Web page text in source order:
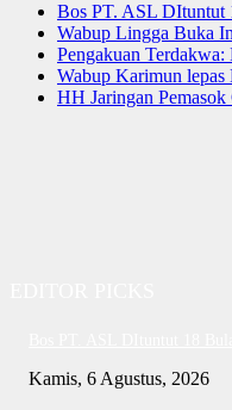
Bos PT. ASL DItuntut
Wabup Lingga Buka
Pengakuan
Wabup Karimun
HH Jaringan
Kamis, 6 Agustus, 2026